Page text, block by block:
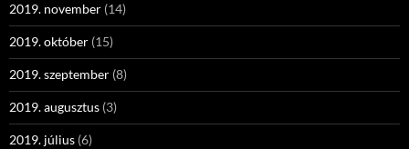
2019. november (14)
2019. október (15)
2019. szeptember (8)
2019. augusztus (3)
2019. július (6)